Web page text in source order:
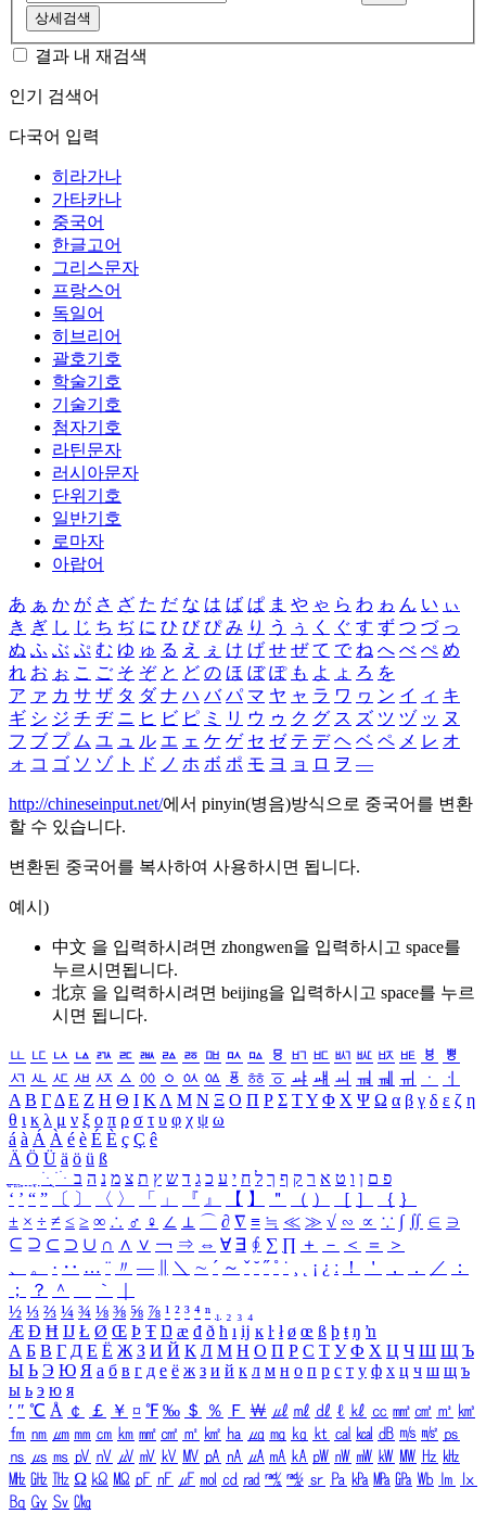
상세검색
결과 내 재검색
인기 검색어
다국어 입력
히라가나
가타카나
중국어
한글고어
그리스문자
프랑스어
독일어
히브리어
괄호기호
학술기호
기술기호
첨자기호
라틴문자
러시아문자
단위기호
일반기호
로마자
아랍어
あ ぁ か が さ ざ た だ な は ば ぱ ま や ゃ ら わ ゎ ん い ぃ
き ぎ し じ ち ぢ に ひ び ぴ み り う ぅ く ぐ す ず つ づ っ
ぬ ふ ぶ ぷ む ゆ ゅ る え ぇ け げ せ ぜ て で ね へ べ ぺ め
れ お ぉ こ ご そ ぞ と ど の ほ ぼ ぽ も よ ょ ろ を
ア ァ カ サ ザ タ ダ ナ ハ バ パ マ ヤ ャ ラ ワ ヮ ン イ ィ キ
ギ シ ジ チ ヂ ニ ヒ ビ ピ ミ リ ウ ゥ ク グ ス ズ ツ ヅ ッ ヌ
フ ブ プ ム ユ ュ ル エ ェ ケ ゲ セ ゼ テ デ ヘ ベ ペ メ レ オ
ォ コ ゴ ソ ゾ ト ド ノ ホ ボ ポ モ ヨ ョ ロ ヲ ―
http://chineseinput.net/에서 pinyin(병음)방식으로 중국어를 변환
할 수 있습니다.
변환된 중국어를 복사하여 사용하시면 됩니다.
예시)
中文 을 입력하시려면 zhongwen을 입력하시고 space를
누르시면됩니다.
北京 을 입력하시려면 beijing을 입력하시고 space를 누르
시면 됩니다.
ㅥ ㅦ ㅧ ㅨ ㅩ ㅪ ㅫ ㅬ ㅭ ㅮ ㅯ ㅰ ㅱ ㅲ ㅳ ㅴ ㅵ ㅶ ㅷ ㅸ
ㅹ
ㅺ ㅻ ㅼ ㅽ ㅾ ㅿ ㆀ ㆁ ㆂ ㆃ ㆄ ㆅ ㆆ ㆇ ㆈ ㆉ ㆊ ㆋ ㆌ ㆍ
ㆎ
Α Β ΓΔ Ε Ζ Η Θ Ι ΚΛ Μ Ν Ξ Ο Π Ρ Σ ΤΥ Φ Χ Ψ Ω α β γ δ ε ζ η
θ ι κ λ μ ν ξ ο π ρ σ τ υ φ χ ψ ω
á à Á À é è É È ç Ç ê
Ä Ö Ü ä ö ü ß
ִֶֹ ֻּ ׁׂ פ ם ן ו ט א ר ק ף ך ל ח י ע כ ג ד ש ץ ת צ מ נ ה ב
‘ ’ “ ” 〔 〕 〈 〉 「 」 『 』 【 】 ＂ （ ） ［ ］ ｛ ｝
± × ÷ ≠ ≤ ≥ ∞ ∴ ♂ ♀ ∠ ⊥ ⌒ ∂ ∇ ≡ ≒ ≪ ≫ √ ∽ ∝ ∵ ∫ ∬ ∈ ∋
⊆ ⊇ ⊂ ⊃ ∪ ∩ ∧ ∨ ￢ ⇒ ⇔ ∀ ∃ ∮ ∑ ∏ ＋ － ＜ ＝
＞
、
。 · ‥ … ¨ 〃 ― ＼ ∼ ´ ～ ˇ ˘ ˝ ˚ ˙ ¸ ¡ ¿ ː ！ ＇ ， ． ／
：
；
？ ＾ ｀
½ ⅓ ⅔ ¼ ¾ ⅛ ⅜ ⅝ ⅞ ¹ ² ³ ⁴ ⁿ ₁ ₂ ₃ ₄
Æ Ð Ħ Ĳ Ł Ø Œ Þ Ŧ Ŋ æ đ ð ħ ı ĳ ĸ ŀ ł ø œ ß þ ŧ ŋ ŉ
А Б В Г Д Е Ё Ж З И Й К Л М Н О П Р С Т У Ф Х Ц Ч Ш Щ Ъ
Ы Ь Э Ю Я а б в г д е ё ж з и й к л м н о п р с т у ф х ц ч ш щ ъ
ы ь э ю я
′ ″ ℃ Å ￠ ￡ ￥ ¤ ℉ ‰ ＄ ％ Ｆ ￦ ㎕ ㎖ ㎗ ℓ ㎘ ㏄ ㎣ ㎤ ㎥ ㎦
㎙ ㎚ ㎛ ㎜ ㎝ ㎞ ㎟ ㎠ ㎡ ㎢ ㏊ ㎍ ㎎ ㎏ ㏏ ㎈ ㎉ ㏈ ㎧ ㎨ ㎰
㎱ ㎲ ㎳ ㎴ ㎵ ㎶ ㎷ ㎸ ㎹ ㎀ ㎁ ㎂ ㎃ ㎄ ㎺ ㎻ ㎽ ㎾ ㎿ ㎐ ㎑
㎒ ㎓ ㎔ Ω ㏀ ㏁ ㎊ ㎋ ㎌ ㏖ ㏅ ㎭ ㎮ ㎯ ㏛ ㎩ ㎪ ㎫ ㎬ ㏝ ㏐
㏓
㏃ ㏉ ㏜ ㏆